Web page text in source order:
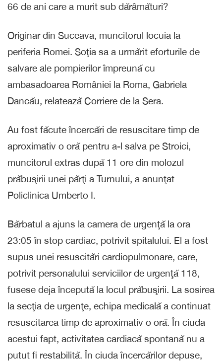
66 de ani care a murit sub dărâmături?
Originar din Suceava, muncitorul locuia la
periferia Romei. Soţia sa a urmărit eforturile de
salvare ale pompierilor împreună cu
ambasadoarea României la Roma, Gabriela
Dancău, relatează Corriere de la Sera.
Au fost făcute încercări de resuscitare timp de
aproximativ o oră pentru a-l salva pe Stroici,
muncitorul extras după 11 ore din molozul
prăbuşirii unei părţi a Turnului, a anunţat
Policlinica Umberto I.
Bărbatul a ajuns la camera de urgenţă la ora
23:05 în stop cardiac, potrivit spitalului. El a fost
supus unei resuscitări cardiopulmonare, care,
potrivit personalului serviciilor de urgenţă 118,
fusese deja începută la locul prăbuşirii. La sosirea
la secţia de urgenţe, echipa medicală a continuat
resuscitarea timp de aproximativ o oră. În ciuda
acestui fapt, activitatea cardiacă spontană nu a
putut fi restabilită. În ciuda încercărilor depuse,